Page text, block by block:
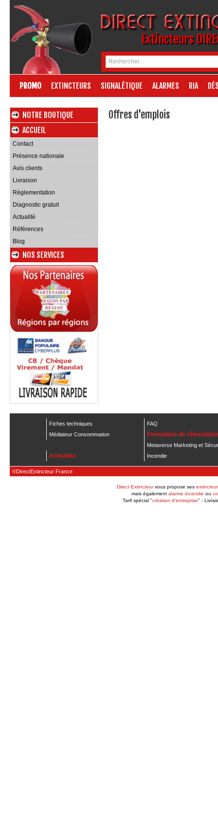
Extincteurs
PROMO EXTINCTEURS SIGNALÉTIQUE ALARMES RIA
NOTRE BOUTIQUE
ACCUEIL
Contact
Présence nationale
Avis clients
Livraison
Règlementation
Diagnostic gratuit
Actualité
Références
Blog
NOS SERVICES
Offres d'emplois
Fiches techniques
FAQ
Médiateur Consommation
Formulaire de
Achat/fax
Metaverse Marketing et
Incendie
©DirectExtincteur France
Direct Extincteurvous propose ses
mais également alarme incendie ou
Tarif spécial "création d'entreprise" -